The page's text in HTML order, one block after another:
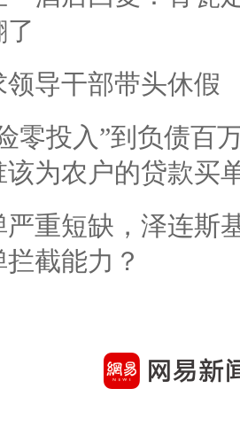
领导干部带头休假
零投入”到负债百
该为农户的贷款买
严重短缺，泽连斯
截能力？